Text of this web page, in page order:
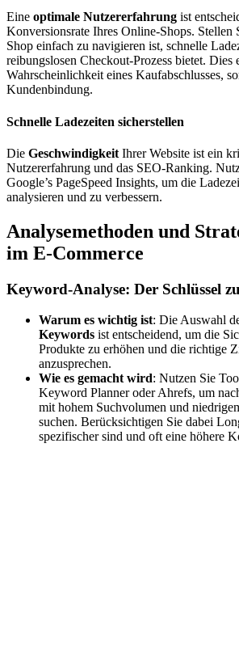
Eine optimale Nutzererfahrung ist
Konversionsrate Ihres Online-Shops. Stellen
Shop einfach zu navigieren ist, schnelle
reibungslosen Checkout-Prozess bietet. Dies
Wahrscheinlichkeit eines Kaufabschlusses,
Kundenbindung.
Schnelle Ladezeiten sicherstellen
Die Geschwindigkeit Ihrer Website ist ein
Nutzererfahrung und das SEO-Ranking.
Google’s PageSpeed Insights, um die
analysieren und zu verbessern.
Analysemethoden und
im E-Commerce
Keyword-Analyse: Der Schlüssel
Warum es wichtig ist: Die Auswahl
Keywords ist entscheidend, um die
Produkte zu erhöhen und die richtige
anzusprechen.
Wie es gemacht wird: Nutzen Sie
Keyword Planner oder Ahrefs, um
mit hohem Suchvolumen und
suchen. Berücksichtigen Sie dabei
spezifischer sind und oft eine höhere